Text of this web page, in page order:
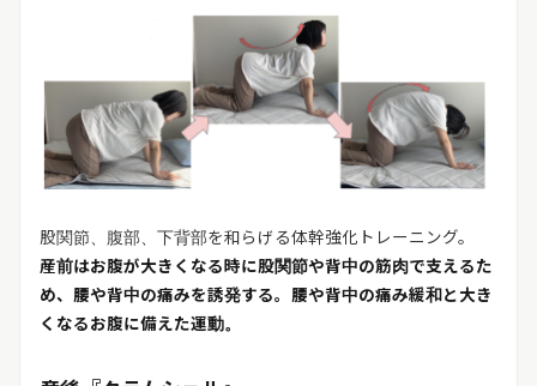
股関節、腹部、下背部を和らげる体幹強化トレーニング。
産前はお腹が大きくなる時に股関節や背中の筋肉で支えるた
め、腰や背中の痛みを誘発する。腰や背中の痛み緩和と大き
くなるお腹に備えた運動。